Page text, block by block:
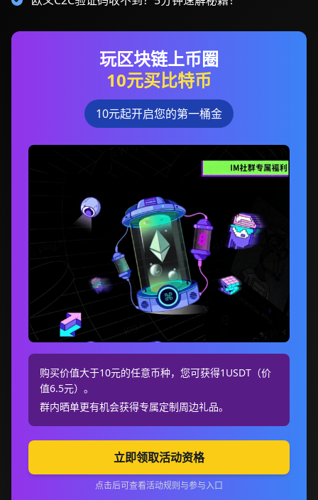
玩区块链上币圈
10元买比特币
10元起开启您的第一桶金
购买价值大于10元的任意币种，您可获得1USDT（价
值6.5元）。
群内晒单更有机会获得专属定制周边礼品。
立即领取活动资格
点击后可查看活动规则与参与入口